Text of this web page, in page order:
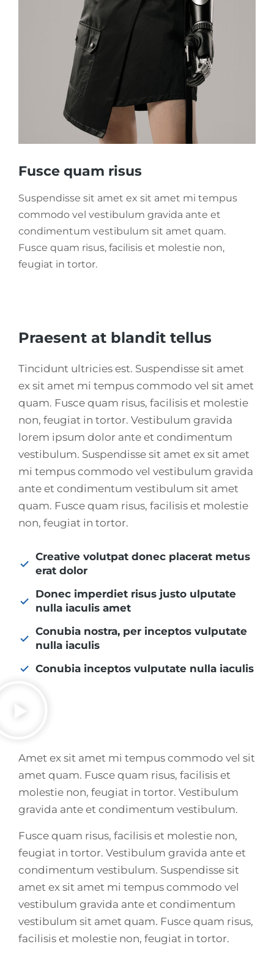
Fusce quam risus
Suspendisse sit amet ex sit amet mi tempus
commodo vel vestibulum gravida ante et
condimentum vestibulum sit amet quam.
Fusce quam risus, facilisis et molestie non,
feugiat in tortor.
Praesent at blandit tellus
Tincidunt ultricies est. Suspendisse sit amet
ex sit amet mi tempus commodo vel sit amet
quam. Fusce quam risus, facilisis et molestie
non, feugiat in tortor. Vestibulum gravida
lorem ipsum dolor ante et condimentum
vestibulum. Suspendisse sit amet ex sit amet
mi tempus commodo vel vestibulum gravida
ante et condimentum vestibulum sit amet
quam. Fusce quam risus, facilisis et molestie
non, feugiat in tortor.
Creative volutpat donec placerat metus
erat dolor
Donec imperdiet risus justo ulputate
nulla iaculis amet
Conubia nostra, per inceptos vulputate
nulla iaculis
Conubia inceptos vulputate nulla iaculis
Amet ex sit amet mi tempus commodo vel sit
amet quam. Fusce quam risus, facilisis et
molestie non, feugiat in tortor. Vestibulum
gravida ante et condimentum vestibulum.
Fusce quam risus, facilisis et molestie non,
feugiat in tortor. Vestibulum gravida ante et
condimentum vestibulum. Suspendisse sit
amet ex sit amet mi tempus commodo vel
vestibulum gravida ante et condimentum
vestibulum sit amet quam. Fusce quam risus,
facilisis et molestie non, feugiat in tortor.